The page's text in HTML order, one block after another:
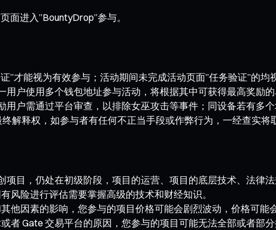
面进入”BountyDrop”参与。
”才能视为有效参与；活动期间未完成活动页面”任务验证”的均
用户使用多个钱包地址参与活动，将根据其中可获得最高奖励的
用户需通过平台审查，以排除女巫攻击等事件；同设备若有多
解释权，如参与者有任何不正当手段或作弊行为，一经查实将
项目，仍处在初级阶段，项目的运营、项目的底层技术、法律法
风险进行评估需要掌握高级的技术和财经知识。
他因素的影响，您参与的项目价格可能会剧烈波动，价格可能
者 Gate 交易平台的原因，您参与的项目可能无法全部或者部分